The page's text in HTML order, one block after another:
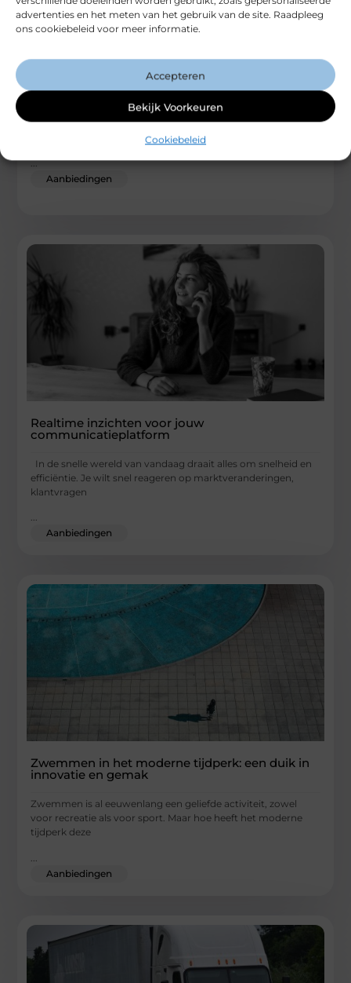
advertenties en het meten van het gebruik van de site. Raadpleeg
ons cookiebeleid voor meer informatie.
Accepteren
Bekijk Voorkeuren
Cookiebeleid
Houtkachel: jouw bron van natuurlijke warmte
en gezelligheid
Als je op zoek bent naar een manier om je huis niet alleen
warm, maar ook stijlvol te maken, dan
...
Aanbiedingen
Realtime inzichten voor jouw
communicatieplatform
In de snelle wereld van vandaag draait alles om snelheid en
efficiëntie. Je wilt snel reageren op marktveranderingen,
klantvragen
...
Aanbiedingen
Zwemmen in het moderne tijdperk: een duik in
innovatie en gemak
Zwemmen is al eeuwenlang een geliefde activiteit, zowel
voor recreatie als voor sport. Maar hoe heeft het moderne
tijdperk deze
Aanbiedingen